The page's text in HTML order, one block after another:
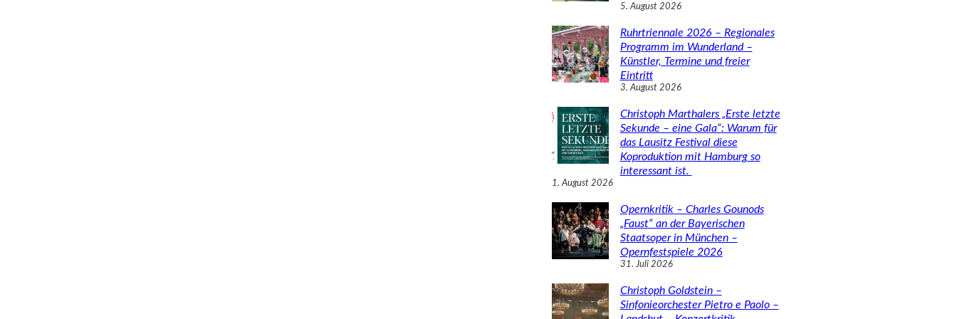
5. August 2026
Ruhrtriennale 2026 – Regionales
Programm im Wunderland –
Künstler, Termine und freier
Eintritt
3. August 2026
Christoph Marthalers „Erste letzte
Sekunde – eine Gala“: Warum für
das Lausitz Festival diese
Koproduktion mit Hamburg so
interessant ist.
1. August 2026
Opernkritik – Charles Gounods
„Faust“ an der Bayerischen
Staatsoper in München –
Opernfestspiele 2026
31. Juli 2026
Christoph Goldstein –
Sinfonieorchester Pietro e Paolo –